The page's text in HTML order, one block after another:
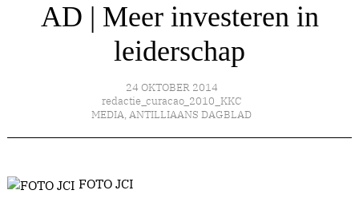
AD | Meer investeren in
leiderschap
24 OKTOBER 2014
redactie_curacao_2010_KKC
MEDIA, ANTILLIAANS DAGBLAD
FOTO JCI